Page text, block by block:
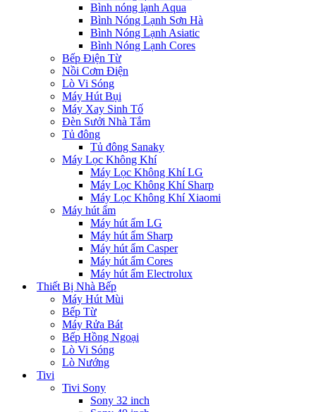
Bình nóng lạnh Aqua
Bình Nóng Lạnh Sơn Hà
Bình Nóng Lạnh Asiatic
Bình Nóng Lạnh Cores
Bếp Điện Từ
Nồi Cơm Điện
Lò Vi Sóng
Máy Hút Bụi
Máy Xay Sinh Tố
Đèn Sưởi Nhà Tắm
Tủ đông
Tủ đông Sanaky
Máy Lọc Không Khí
Máy Lọc Không Khí LG
Máy Lọc Không Khí Sharp
Máy Lọc Không Khí Xiaomi
Máy hút ẩm
Máy hút ẩm LG
Máy hút ẩm Sharp
Máy hút ẩm Casper
Máy hút ẩm Cores
Máy hút ẩm Electrolux
Thiết Bị Nhà Bếp
Máy Hút Mùi
Bếp Từ
Máy Rửa Bát
Bếp Hồng Ngoại
Lò Vi Sóng
Lò Nướng
Tivi
Tivi Sony
Sony 32 inch